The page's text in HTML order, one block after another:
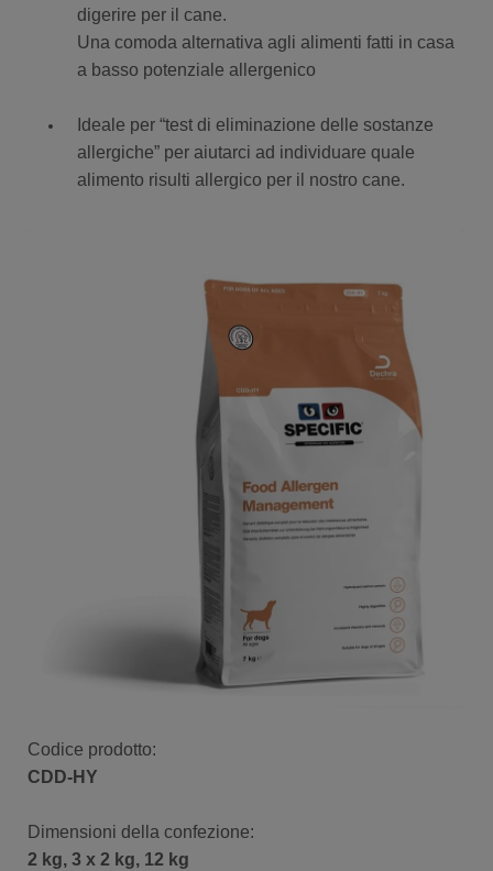
digerire per il cane.
Una comoda alternativa agli alimenti fatti in casa
a basso potenziale allergenico
Ideale per “test di eliminazione delle sostanze
allergiche” per aiutarci ad individuare quale
alimento risulti allergico per il nostro cane.
Codice prodotto:
CDD-HY
Dimensioni della confezione​:
2 kg, 3 x 2 kg, 12 kg